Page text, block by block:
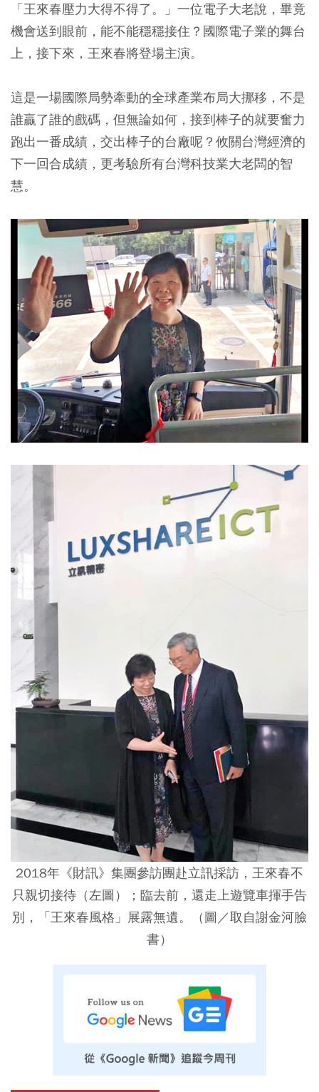
「王來春壓力大得不得了。」一位電子大老說，畢竟
機會送到眼前，能不能穩穩接住？國際電子業的舞台
上，接下來，王來春將登場主演。
這是一場國際局勢牽動的全球產業布局大挪移，不是
誰贏了誰的戲碼，但無論如何，接到棒子的就要奮力
跑出一番成績，交出棒子的台廠呢？攸關台灣經濟的
下一回合成績，更考驗所有台灣科技業大老闆的智
慧。
2018年《財訊》集團參訪團赴立訊採訪，王來春不
只親切接待（左圖）；臨去前，還走上遊覽車揮手告
別，「王來春風格」展露無遺。（圖／取自謝金河臉
書）